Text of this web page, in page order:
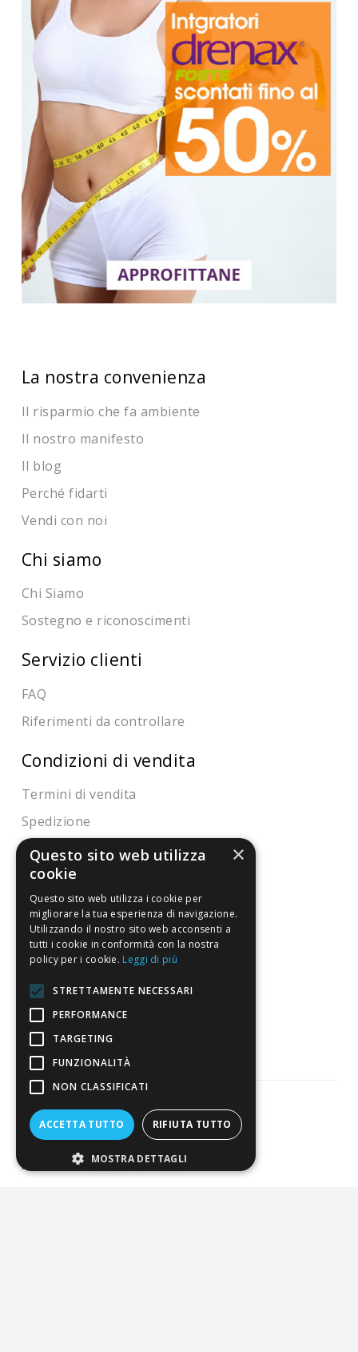
La nostra convenienza
Il risparmio che fa ambiente
Il nostro manifesto
Il blog
Perché fidarti
Vendi con noi
Chi siamo
Chi Siamo
Sostegno e riconoscimenti
Servizio clienti
FAQ
Riferimenti da controllare
Condizioni di vendita
Termini di vendita
Spedizione
Pagamenti
Resi
4,7/5
Eccellente
3.821
Recensioni
Pagamenti sicuri
×
Questo sito web utilizza
cookie
Questo sito web utilizza i cookie per
migliorare la tua esperienza di navigazione.
Utilizzando il nostro sito web acconsenti a
tutti i cookie in conformità con la nostra
policy per i cookie. Leggi di più
STRETTAMENTE NECESSARI
PERFORMANCE
TARGETING
FUNZIONALITÀ
NON CLASSIFICATI
ACCETTA TUTTO RIFIUTA TUTTO
MOSTRA DETTAGLI